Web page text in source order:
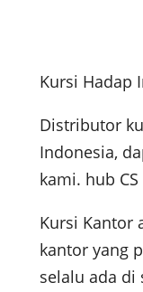
Kursi Hadap
Distributor
Indonesia,
kami. hub
Kursi Kantor
kantor yang
selalu ada di